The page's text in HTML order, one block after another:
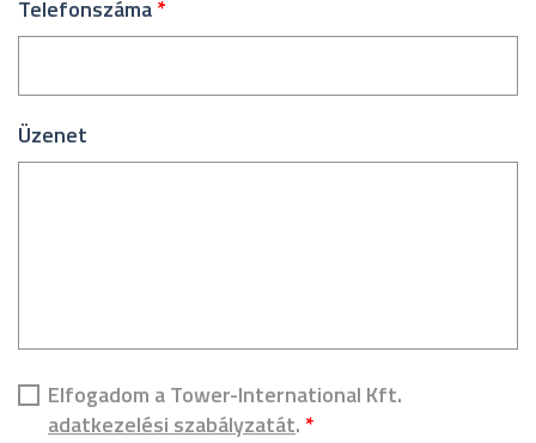
Telefonszáma*
Üzenet
Elfogadom a Tower-International Kft.
adatkezelési szabályzatát. *